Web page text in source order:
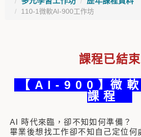
110-1微軟AI-900工作坊
課程已結束
【 A I - 9 0 0 】微
課 程
AI 時代來臨，卻不知如何準備？
畢業後想找工作卻不知自己定位何